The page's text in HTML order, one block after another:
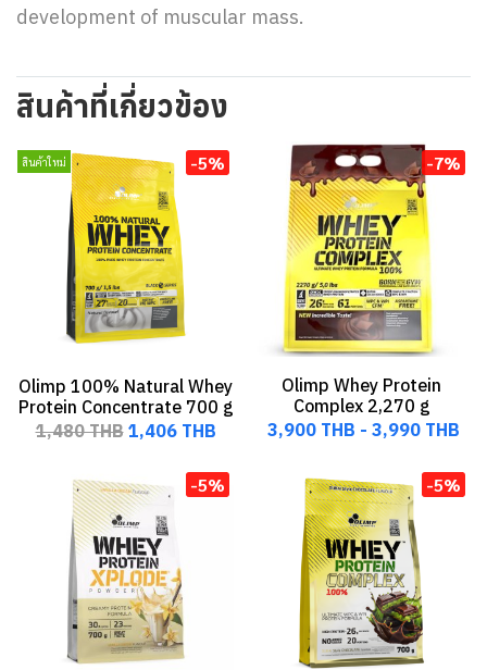
development of muscular mass.
สินค้าที่เกี่ยวข้อง
สินค้าใหม่ -5%
Olimp 100% Natural Whey
Protein Concentrate 700 g
1,480 THB 1,406 THB
-7%
Olimp Whey Protein
Complex 2,270 g
3,900 THB - 3,990 THB
-5% -5%